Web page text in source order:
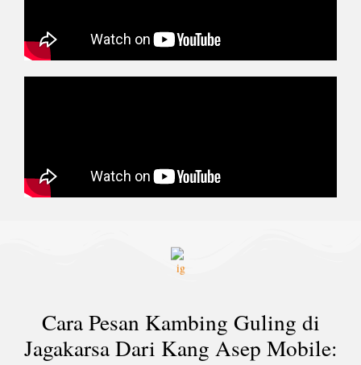
Cara Pesan Kambing Guling di
Jagakarsa Dari Kang Asep Mobile: